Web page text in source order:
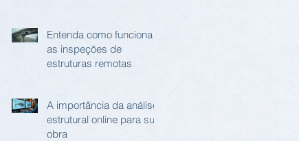
Entenda como funciona
as inspeções de
estruturas remotas
A importância da análise
estrutural online para sua
obra